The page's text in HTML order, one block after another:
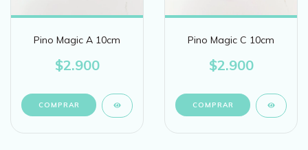
Pino Magic A 10cm
$2.900
Pino Magic C 10cm
$2.900